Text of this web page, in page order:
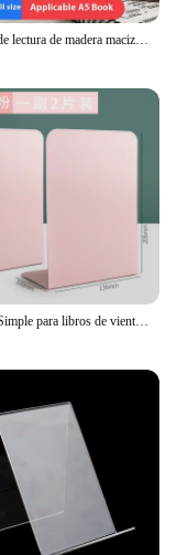
Soporte de lectura de madera maciza para estudiantes y adultos, bandeja ajustable para libros, ajuste de lectura, ordenador, Ipad, 2024
Soporte Simple para libros de viento Ins, soporte para libros de escritorio en forma de L, bloque de libros para estudiantes, estante de papelería de almacenamiento grande y grueso